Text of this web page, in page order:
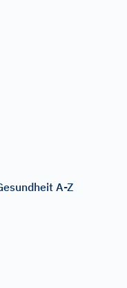
A-Z